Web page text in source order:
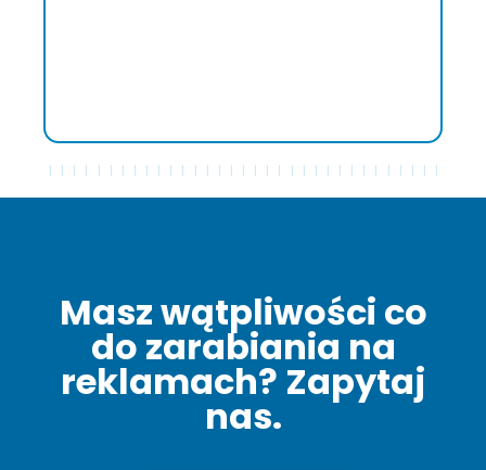
Masz wątpliwości co
do zarabiania na
reklamach? Zapytaj
nas.